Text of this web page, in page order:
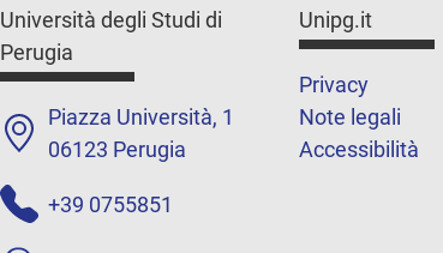
Università degli Studi di
Perugia
Piazza Università, 1
06123 Perugia
+39 0755851
Unipg.it
Privacy
Note legali
Accessibilità